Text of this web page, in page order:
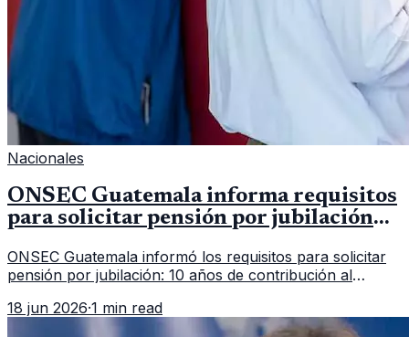
Nacionales
ONSEC Guatemala informa requisitos
para solicitar pensión por jubilación
ONSEC Guatemala informó los requisitos para solicitar
pensión por jubilación: 10 años de contribución al
importar edad.
18 jun 2026·1 min read